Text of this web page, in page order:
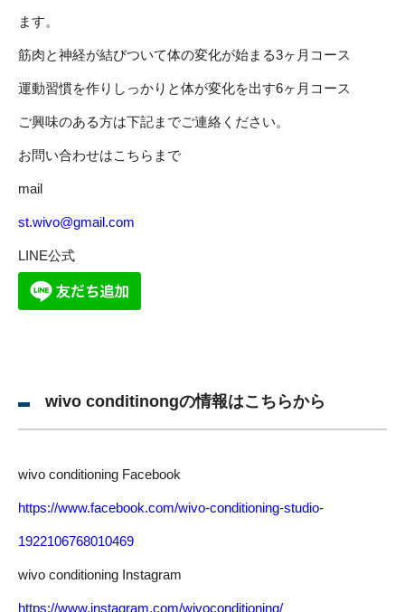
ます。
筋肉と神経が結びついて体の変化が始まる3ヶ月コース
運動習慣を作りしっかりと体が変化を出す6ヶ月コース
ご興味のある方は下記までご連絡ください。
お問い合わせはこちらまで
mail
st.wivo@gmail.com
LINE公式
wivo conditinongの情報はこちらから
wivo conditioning Facebook
https://www.facebook.com/wivo-conditioning-studio-
1922106768010469
wivo conditioning Instagram
https://www.instagram.com/wivoconditioning/